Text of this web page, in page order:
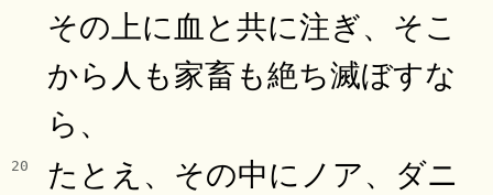
その上に血と共に注ぎ、そこ
から人も家畜も絶ち滅ぼすな
ら、
20
たとえ、その中にノア、ダニ